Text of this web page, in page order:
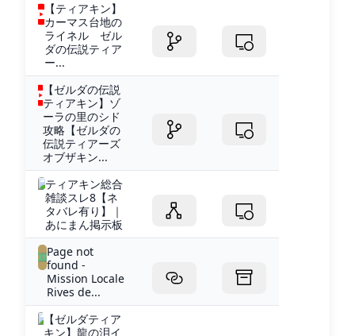
【ティアキン】
カーマス台地の
ライネル ゼル
ダの伝説ティア
ー...
【ゼルダの伝説
ティアキン】ゾ
ーラの里のシド
攻略【ゼルダの
伝説ティアーズ
オブザキン...
ティアキン総合
雑談スレ8【ネ
タバレ有り】｜
あにまん掲示板
Page not
found -
Mission Locale
Rives de...
【ゼルダティア
キン】龍の泪イ